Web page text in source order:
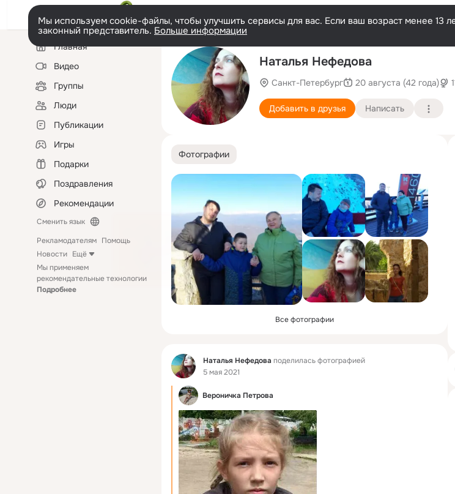
Мы используем cookie-файлы, чтобы улучшить сервисы для вас. Если ваш возраст менее 13
законный представитель. Больше информации
Левая
колонкаГлавная
Видео
Группы
Люди
Публикации
Игры
Подарки
Поздравления
Рекомендации
Сменить язык
Рекламодателям Помощь
Новости Ещё
Мы применяем
рекомендательные технологии
Подробнее
Наталья Нефедова
Санкт-Петербург 20 августа (42 года)
Добавить в друзья Написать
Фотографии
Все фотографии
Фид Наталья Нефедова поделилась фотографией
5 мая 2021
Вероничка Петрова